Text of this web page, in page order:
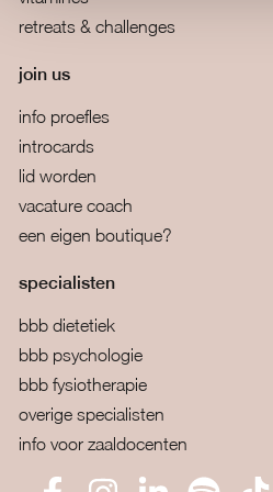
retreats & challenges
join us
info proefles
introcards
lid worden
vacature coach
een eigen boutique?
specialisten
bbb dietetiek
bbb psychologie
bbb fysiotherapie
overige specialisten
info voor zaaldocenten